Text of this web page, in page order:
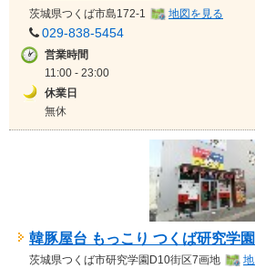
茨城県つくば市島172-1 地図を見る
029-838-5454
営業時間
11:00 - 23:00
休業日
無休
韓豚屋台 もっこり つくば研究学
茨城県つくば市研究学園D10街区7画地